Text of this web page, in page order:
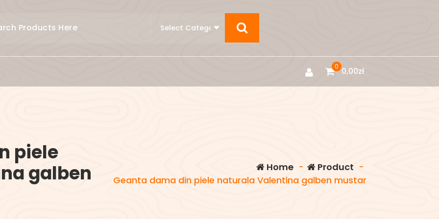
0 0,00zł
piele
galben
Home - Product -
Geanta dama din piele naturala Valentina galben mustar